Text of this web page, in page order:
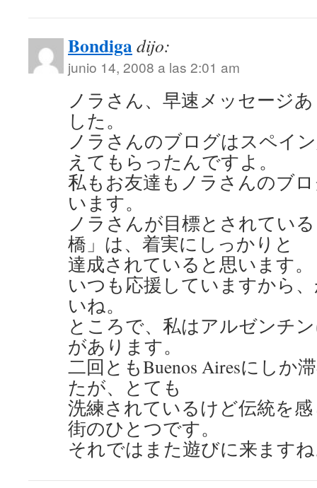
Bondigadijo:
junio 14, 2008 a las 2:01 am
ノラさん、早速メッセージ
した。
ノラさんのブログはスペイ
えてもらったんですよ。
私もお友達もノラさんのブ
います。
ノラさんが目標とされてい
橋」は、着実にしっかりと
達成されていると思います。
いつも応援していますから
いね。
ところで、私はアルゼンチ
があります。
二回ともBuenos Airesにしか
たが、とても
洗練されているけど伝統を
街のひとつです。
それではまた遊びに来ます